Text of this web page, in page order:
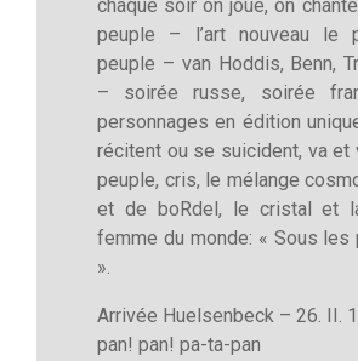
chaque soir on joue, on
peuple – l’art nouveau le
peuple – van Hoddis, Benn,
– soirée russe, soirée
personnages en édition
récitent ou se suicident, va et
peuple, cris, le mélange
et de boRdel, le cristal et
femme du monde: « Sous
».
Arrivée Huelsenbeck – 26. II.
pan! pan! pa-ta-pan